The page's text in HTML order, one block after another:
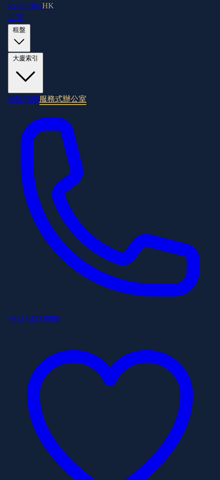
RentOfficeHK
主頁
地區指南服務式辦公室
+852 6253 8886